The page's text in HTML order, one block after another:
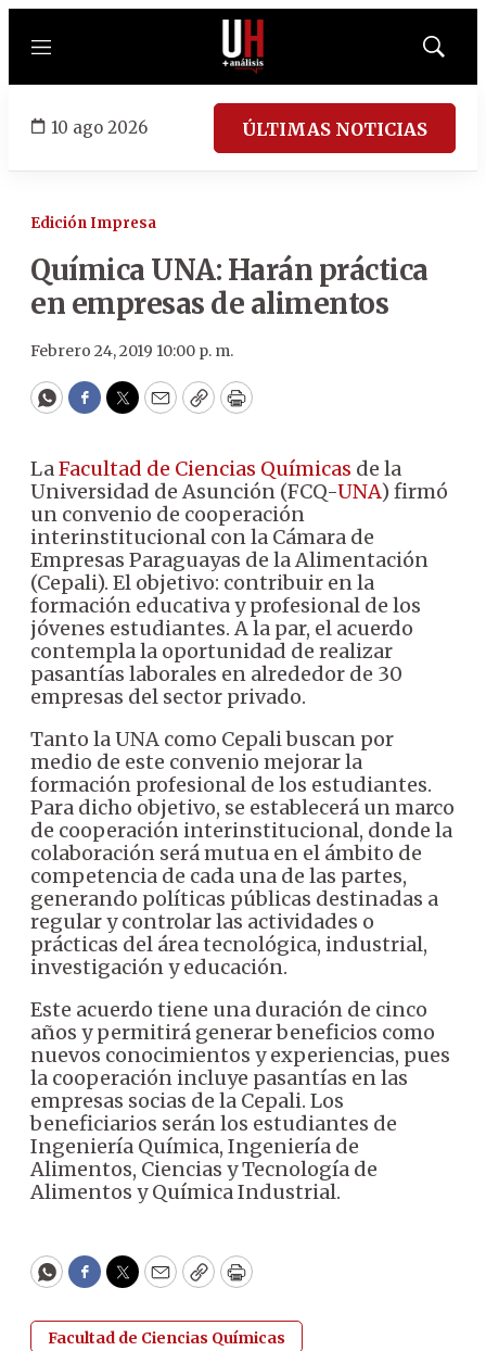
Menú
Mostrar
10 ago 2026 ÚLTIMAS NOTICIAS
Edición Impresa
Química UNA: Harán práctica
en empresas de alimentos
Febrero 24, 2019 10:00 p. m.
WhatsApp
Facebook
Twitter
EmailCopyPrint
LaFacultad de Ciencias Químicas de la
Universidad de Asunción (FCQ-UNA) firmó
un convenio de cooperación
interinstitucional con la Cámara de
Empresas Paraguayas de la Alimentación
(Cepali). El objetivo: contribuir en la
formación educativa y profesional de los
jóvenes estudiantes. A la par, el acuerdo
contempla la oportunidad de realizar
pasantías laborales en alrededor de 30
empresas del sector privado.
Tanto la UNA como Cepali buscan por
medio de este convenio mejorar la
formación profesional de los estudiantes.
Para dicho objetivo, se establecerá un marco
de cooperación interinstitucional, donde la
colaboración será mutua en el ámbito de
competencia de cada una de las partes,
generando políticas públicas destinadas a
regular y controlar las actividades o
prácticas del área tecnológica, industrial,
investigación y educación.
Este acuerdo tiene una duración de cinco
años y permitirá generar beneficios como
nuevos conocimientos y experiencias, pues
la cooperación incluye pasantías en las
empresas socias de la Cepali. Los
beneficiarios serán los estudiantes de
Ingeniería Química, Ingeniería de
Alimentos, Ciencias y Tecnología de
Alimentos y Química Industrial.
WhatsApp
Facebook
Twitter
EmailCopyPrint
Facultad de Ciencias Químicas